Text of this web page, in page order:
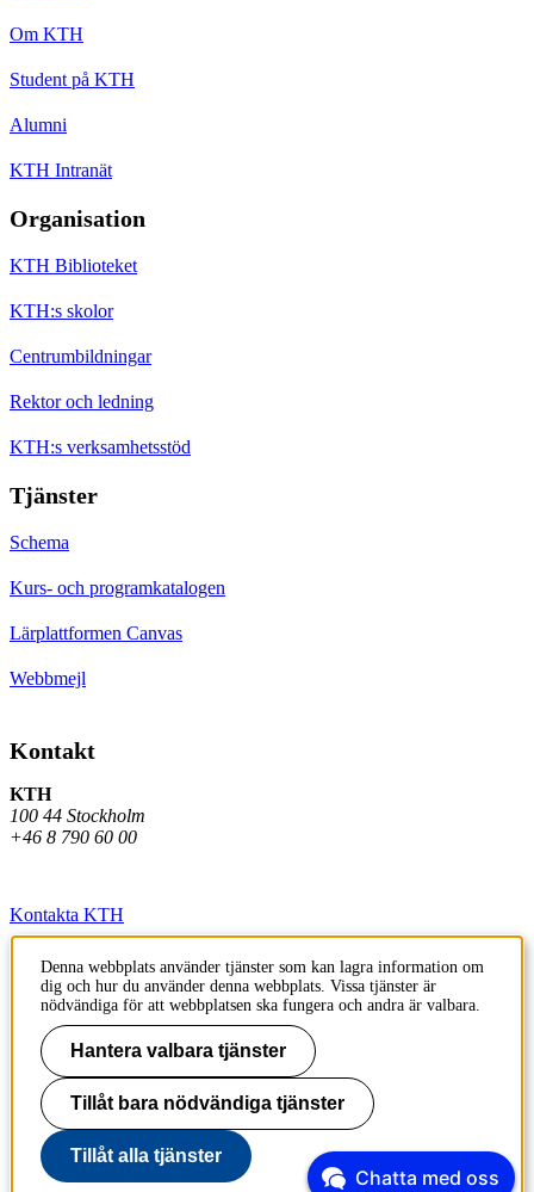
Om KTH
Student på KTH
Alumni
KTH Intranät
Organisation
KTH Biblioteket
KTH:s skolor
Centrumbildningar
Rektor och ledning
KTH:s verksamhetsstöd
Tjänster
Schema
Kurs- och programkatalogen
Lärplattformen Canvas
Webbmejl
Kontakt
KTH
100 44 Stockholm
+46 8 790 60 00
Kontakta KTH
Jobba på KTH
Press och media
Faktura och betalning KTH
Om KTH:s webbplatser
Tillgänglighetsredogörelse
Denna webbplats använder tjänster som kan lagra information om
dig och hur du använder denna webbplats. Vissa tjänster är
nödvändiga för att webbplatsen ska fungera och andra är valbara.
Hantera valbara tjänster
Tillåt bara nödvändiga tjänster
Tillåt alla tjänster
Chatta med oss